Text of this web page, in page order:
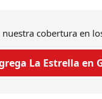
nuestra cobertura en
La Estrella en